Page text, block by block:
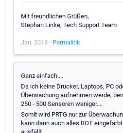
Mit freundlichen Grüßen,
Stephan Linke, Tech Support Team
Jan, 2018 - Permalink
Ganz einfach....
Da ich keine Drucker, Laptops, PC
Überwachung aufnehmen werde,
250 - 500 Sensoren weniger....
Somit wird PRTG nur zur
kann dann auch alles ROT